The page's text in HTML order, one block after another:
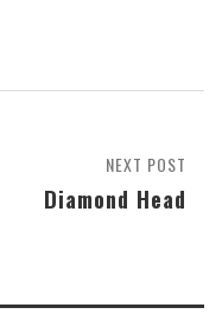
NEXT POST
Diamond Head